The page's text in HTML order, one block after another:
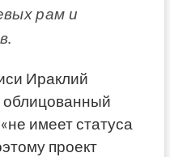
рам и
Ираклий
облицованный
имеет статуса
проект